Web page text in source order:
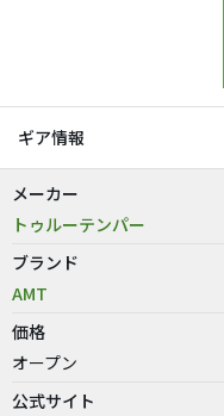
ギア情報
メーカー
トゥルーテンパー
ブランド
AMT
価格
オープン
公式サイト